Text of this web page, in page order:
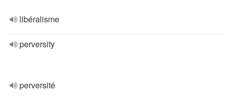
libéralisme
perversity
perversité